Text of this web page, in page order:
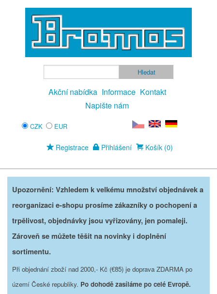
Akční nabídka Informace Kontakt
Napište nám
CZK EUR
Registrace Přihlášení Košík (0)
Upozornění: Vzhledem k velkému množství objednávek a
reorganizaci e-shopu prosíme zákazníky o pochopení a
trpělivost, objednávky jsou vyřizovány, jen pomaleji.
Zároveň se můžete těšit na novinky i doplnění
sortimentu.
Při objednání zboží nad 2000,- Kč (€85) je doprava ZDARMA po
území České republiky. Po dohodě zasíláme po celé Evropě.